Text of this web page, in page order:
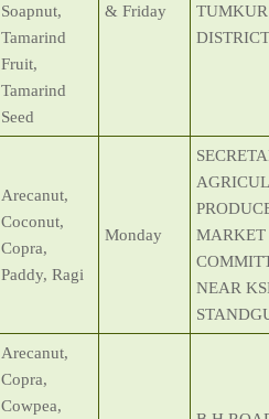
Soapnut,
Tamarind
Fruit,
Tamarind
Seed
& Friday
TUMKUR
DISTRICT
Arecanut,
Coconut,
Copra,
Paddy, Ragi
Monday
MARKET
NEAR
Arecanut,
Copra,
Cowpea,